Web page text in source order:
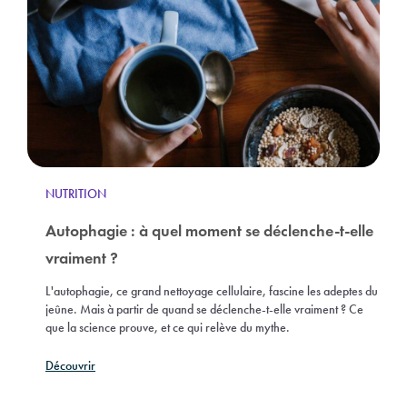
NUTRITION
Autophagie : à quel moment se déclenche-t-elle
vraiment ?
L'autophagie, ce grand nettoyage cellulaire, fascine les adeptes du
jeûne. Mais à partir de quand se déclenche-t-elle vraiment ? Ce
que la science prouve, et ce qui relève du mythe.
Découvrir